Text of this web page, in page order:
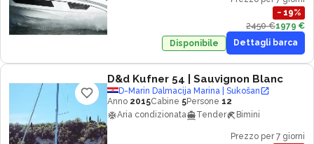
− 19%
2450 €1979 €
Disponibile
Dettagli barca
D&d Kufner 54 | Sauvignon Blanc
D-Marin Dalmacija Marina | Sukošan
Anno 2015Cabine 5Persone 12
Aria condizionata
Tender Bimini
Prezzo per 7 giorni